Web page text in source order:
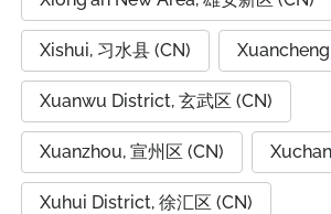
Xishui, 习水县 (CN)
Xuanwu District, 玄武区 (CN)
Xuanzhou, 宣州区 (CN)
Xuhui District, 徐汇区 (CN)